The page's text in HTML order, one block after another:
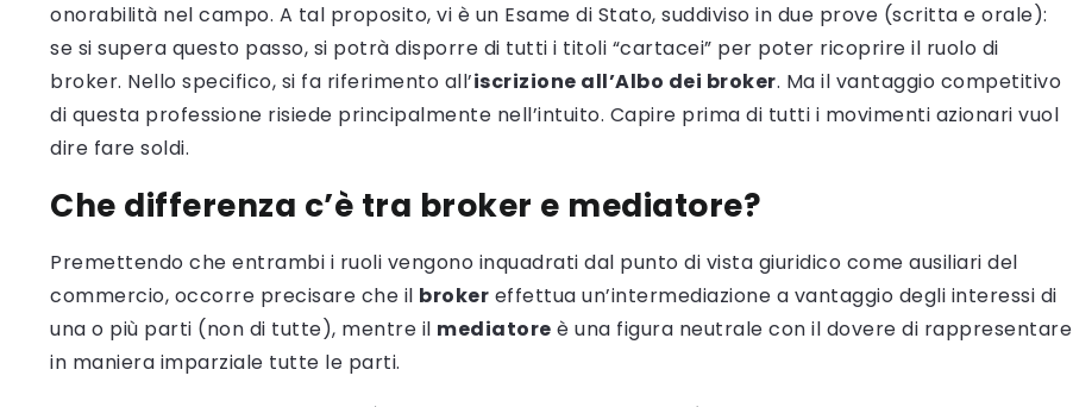
onorabilità nel campo. A tal proposito, vi è un Esame di Stato, suddiviso in due prove (scritta e orale):
se si supera questo passo, si potrà disporre di tutti i titoli “cartacei” per poter ricoprire il ruolo di
broker. Nello specifico, si fa riferimento all’iscrizione all’Albo dei broker. Ma il vantaggio competitivo
di questa professione risiede principalmente nell’intuito. Capire prima di tutti i movimenti azionari vuol
dire fare soldi.
Che differenza c’è tra broker e mediatore?
Premettendo che entrambi i ruoli vengono inquadrati dal punto di vista giuridico come ausiliari del
commercio, occorre precisare che il broker effettua un’intermediazione a vantaggio degli interessi di
una o più parti (non di tutte), mentre il mediatore è una figura neutrale con il dovere di rappresentare
in maniera imparziale tutte le parti.